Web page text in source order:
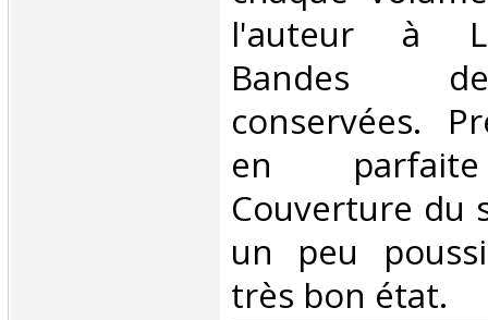
l'auteur à
Bandes
conservées.
en
Couverture du
un peu
très bon état.‎